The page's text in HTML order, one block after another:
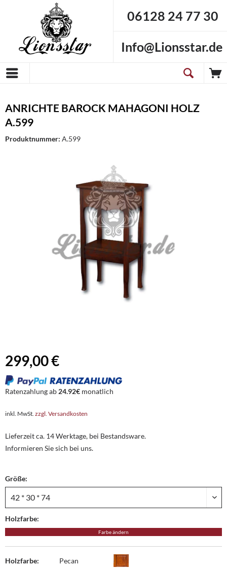
06128 24 77 30
Info@Lionsstar.de
ANRICHTE BAROCK MAHAGONI HOLZ
A.599
Produktnummer: A.599
299,00 €
Ratenzahlung ab 24.92€ monatlich
inkl. MwSt. zzgl. Versandkosten
Lieferzeit ca. 14 Werktage, bei Bestandsware.
Informieren Sie sich bei uns.
Größe:
Holzfarbe:
Farbe ändern
Holzfarbe: Pecan